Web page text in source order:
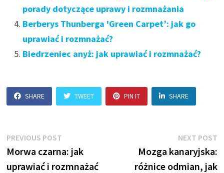
porady dotyczące uprawy i rozmnażania
Berberys Thunberga 'Green Carpet’: jak go
uprawiać i rozmnażać?
Biedrzeniec anyż: jak uprawiać i rozmnażać?
SHARE TWEET PIN IT SHARE
Nawigacja
wpisu
PREVIOUS POST
post:
Morwa czarna: jak
uprawiać i rozmnażać
NEXT POST
Mozga kanaryjska:
różnice odmian, jak